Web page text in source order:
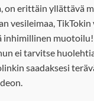
on erittäin yllättävä
vesileimaa,
inhimillinen
ei tarvitse
saadaksesi